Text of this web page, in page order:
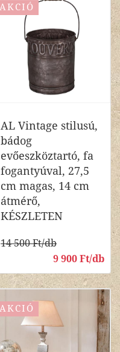
AKCIÓ
AL Vintage stilusú,
bádog
evőeszköztartó, fa
fogantyúval, 27,5
cm magas, 14 cm
átmérő,
KÉSZLETEN
14 500 Ft/db
9 900 Ft/db
AKCIÓ